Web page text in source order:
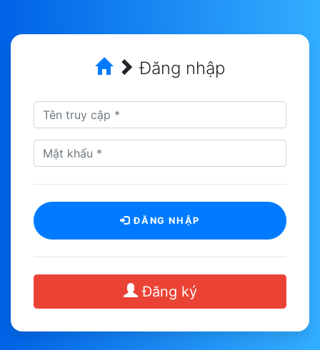
Đăng nhập
ĐĂNG NHẬP
Đăng ký